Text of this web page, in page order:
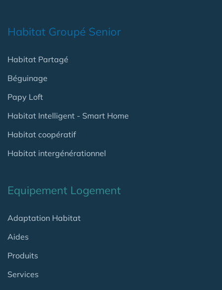
Habitat Groupé Senior
Habitat Partagé
Béguinage
Papy Loft
Habitat Intelligent - Smart Home
Habitat coopératif
Habitat intergénérationnel
Equipement Logement
Adaptation Habitat
Aides
Produits
Services